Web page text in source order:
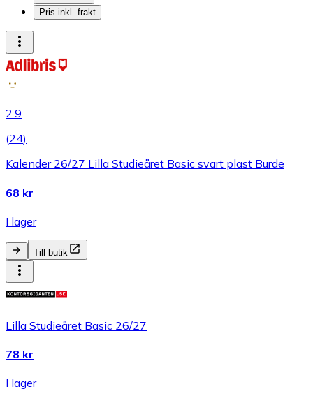
Pris inkl. frakt
2.9
(24)
Kalender 26/27 Lilla Studieåret Basic svart plast Burde
68 kr
I lager
Till butik
Lilla Studieåret Basic 26/27
78 kr
I lager